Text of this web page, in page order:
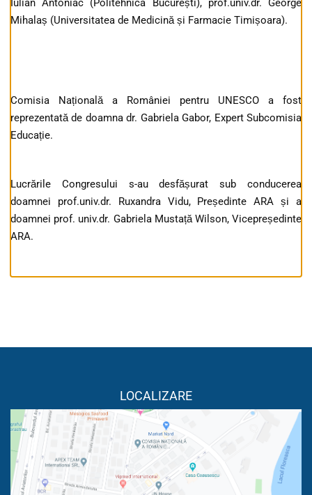
Iulian Antoniac (Politehnica București), prof.univ.dr. George
Mihalaș (Universitatea de Medicină și Farmacie Timișoara).
Comisia Națională a României pentru UNESCO a fost
reprezentată de doamna dr. Gabriela Gabor, Expert Subcomisia
Educație.
Lucrările Congresului s-au desfășurat sub conducerea
doamnei prof.univ.dr. Ruxandra Vidu, Președinte ARA și a
doamnei prof. univ.dr. Gabriela Mustață Wilson, Vicepreședinte
ARA.
LOCALIZARE